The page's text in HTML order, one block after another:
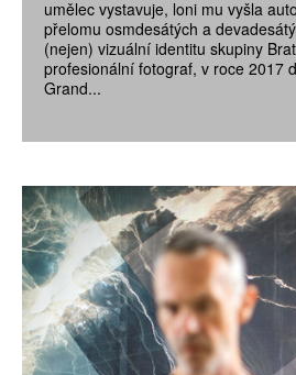
umělec vystavuje, loni mu vyšla
přelomu osmdesátých a
(nejen) vizuální identitu skupiny
profesionální fotograf, v roce 2017
Grand...